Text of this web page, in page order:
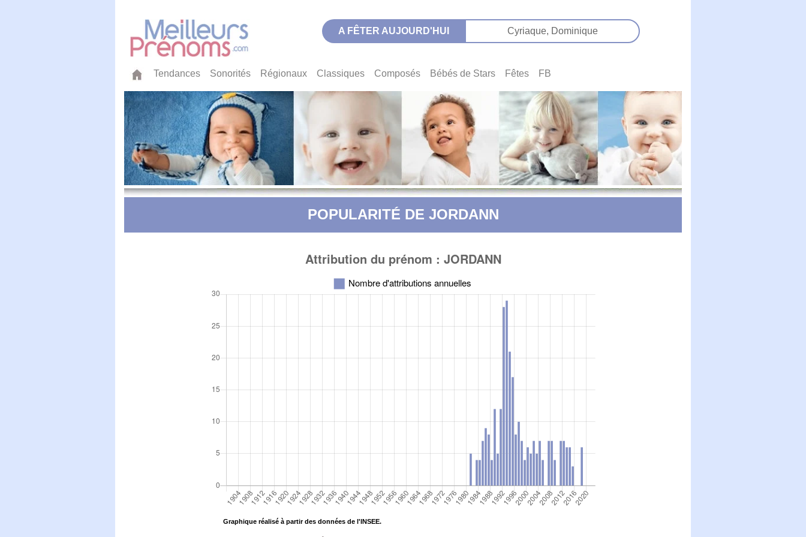
A FÊTER AUJOURD'HUI Cyriaque, Dominique
Tendances Sonorités Régionaux Classiques Composés Bébés de Stars Fêtes FB
POPULARITÉ DE JORDANN
Graphique réalisé à partir des données de l'INSEE.